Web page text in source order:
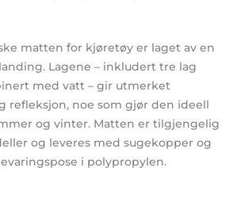
matten for kjøretøy er laget av en
Lagene – inkludert tre lag
med vatt – gir utmerket
refleksjon, noe som gjør den ideell
og vinter. Matten er tilgjengelig
og leveres med sugekopper og
i polypropylen.